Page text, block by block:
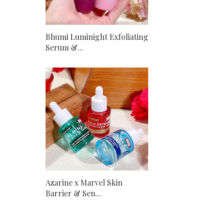
Bhumi Luminight Exfoliating
Serum &...
Azarine x Marvel Skin
Barrier & Sen...